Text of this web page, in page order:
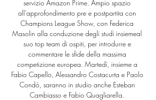
servizio Amazon Prime. Ampio spazio
all’approfondimento pre e postpartita con
Champions League Show, con Federica
Masolin alla conduzione degli studi insiemeal
suo top team di ospiti, per introdurre e
commentare le sfide della massima
competizione europea. Martedì, insieme a
Fabio Capello, Alessandro Costacurta e Paolo
Condò, saranno in studio anche Esteban
Cambiasso e Fabio Quagliarella.